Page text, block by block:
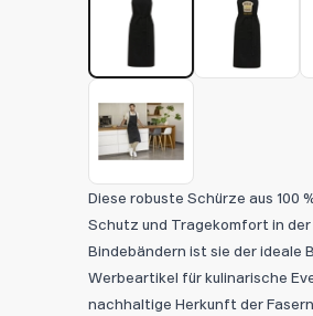
Diese robuste Schürze aus
Schutz und Tragekomfort in
Bindebändern ist sie der ideale
Werbeartikel für kulinarische
nachhaltige Herkunft der